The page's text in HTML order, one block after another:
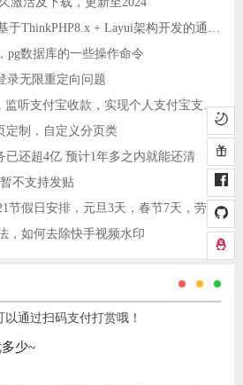
花点时间搞的一款基于ThinkPHP8.x + Layui架构开发的通用后台管理系统
pg数据库的一些操作命令
录无限重定向问题
PHP结合安卓APP，监听支付宝收款，实现个人支付宝支付接口
定制，自定义分页类
已还超4亿 预计1年多之内就能还清
不支持发贴
国务院今天发布2021节假日安排，元旦3天，春节7天，劳动节5天
，如何去除快手视频水印
通过扫码支付打赏哦！
少~